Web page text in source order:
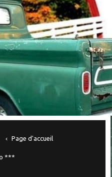
Page d'accueil
***